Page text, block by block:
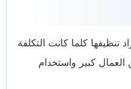
تنظيفها كلما كانت التكلفة
العمال كبير واستخدام